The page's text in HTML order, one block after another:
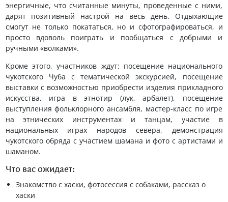
энергичные, что считанные минуты, проведенные с ними,
дарят позитивный настрой на весь день. Отдыхающие
смогут не только покататься, но и сфотографироваться, и
просто вдоволь поиграть и пообщаться с добрыми и
ручными «волками».
Кроме этого, участников ждут: посещение национального
чукотского Чуба с тематической экскурсией, посещение
выставки с возможностью приобрести изделия прикладного
искусства, игра в этнотир (лук, арбалет), посещение
выступления фольклорного ансамбля, мастер-класс по игре
на этнических инструментах и танцам, участие в
национальных играх народов севера, демонстрация
чукотского обряда с участием шамана и фото с артистами и
шаманом.
Что вас ожидает:
Знакомство с хаски, фотосессия с собаками, рассказ о
хаски